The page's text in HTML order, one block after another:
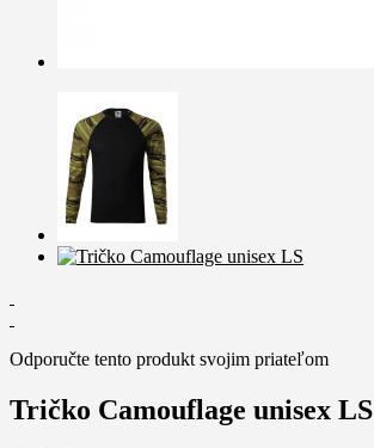
Odporučte tento produkt svojim priateľom
Tričko Camouflage unisex LS